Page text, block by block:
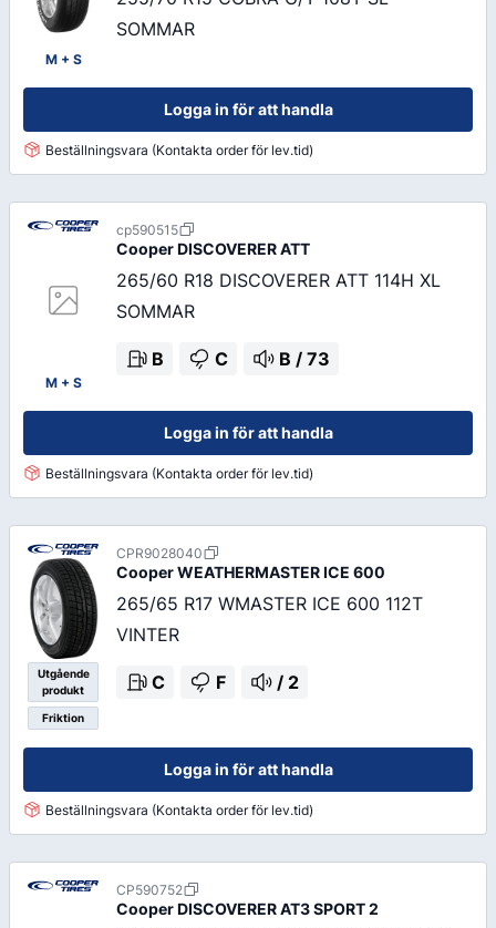
M + S
SOMMAR
Logga in för att handla
Beställningsvara (Kontakta order för lev.tid)
M + S
cp590515
CooperDISCOVERER ATT
265/60 R18 DISCOVERER ATT 114H XL
SOMMAR
B C B / 73
Logga in för att handla
Beställningsvara (Kontakta order för lev.tid)
Utgående
produkt
Friktion
CPR9028040
CooperWEATHERMASTER ICE 600
265/65 R17 WMASTER ICE 600 112T
VINTER
C F / 2
Logga in för att handla
Beställningsvara (Kontakta order för lev.tid)
CP590752
CooperDISCOVERER AT3 SPORT 2